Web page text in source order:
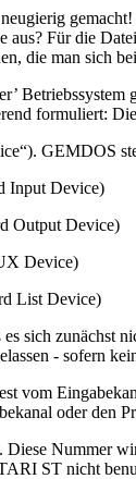
aus? Für die
die man sich
formuliert:
GEMDOS
Input Device)
Output Device)
Device)
List Device)
sich zunächst
- sofern
vom
oder den
Nummer
ST nicht